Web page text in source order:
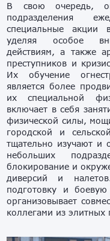
В свою очередь,
подразделения
специальные акции
уделяя особое
действиям, а также
преступников и
Их обучение
является более
их специальной
включает в себя
физической силы,
городской и
тщательно изучают и
небольших
блокирование и
диверсий и
подготовку и боевую
организовывает
коллегами из